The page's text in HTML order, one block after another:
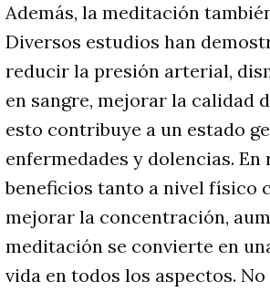
Además, la meditación
Diversos estudios han
reducir la presión arterial,
en sangre, mejorar la calidad
esto contribuye a un estado
enfermedades y dolencias.
beneficios tanto a nivel físico
mejorar la concentración,
meditación se convierte en
vida en todos los aspectos.